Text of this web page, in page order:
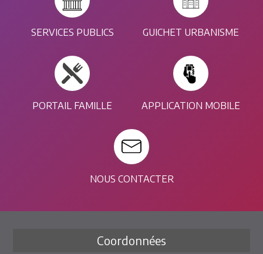
SERVICES PUBLICS GUICHET URBANISME
PORTAIL FAMILLE APPLICATION MOBILE
NOUS CONTACTER
Coordonnées